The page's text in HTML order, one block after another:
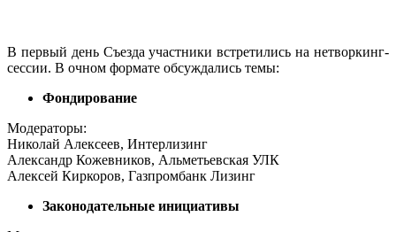
В первый день Съезда участники встретились на нетворкинг-
сессии. В очном формате обсуждались темы:
Фондирование
Модераторы:
Николай Алексеев, Интерлизинг
Александр Кожевников, Альметьевская УЛК
Алексей Киркоров, Газпромбанк Лизинг
Законодательные инициативы